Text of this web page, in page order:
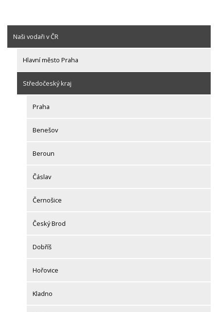
Naši vodaři v ČR
Hlavní město Praha
Středočeský kraj
Praha
Benešov
Beroun
Čáslav
Černošice
Český Brod
Dobříš
Hořovice
Kladno